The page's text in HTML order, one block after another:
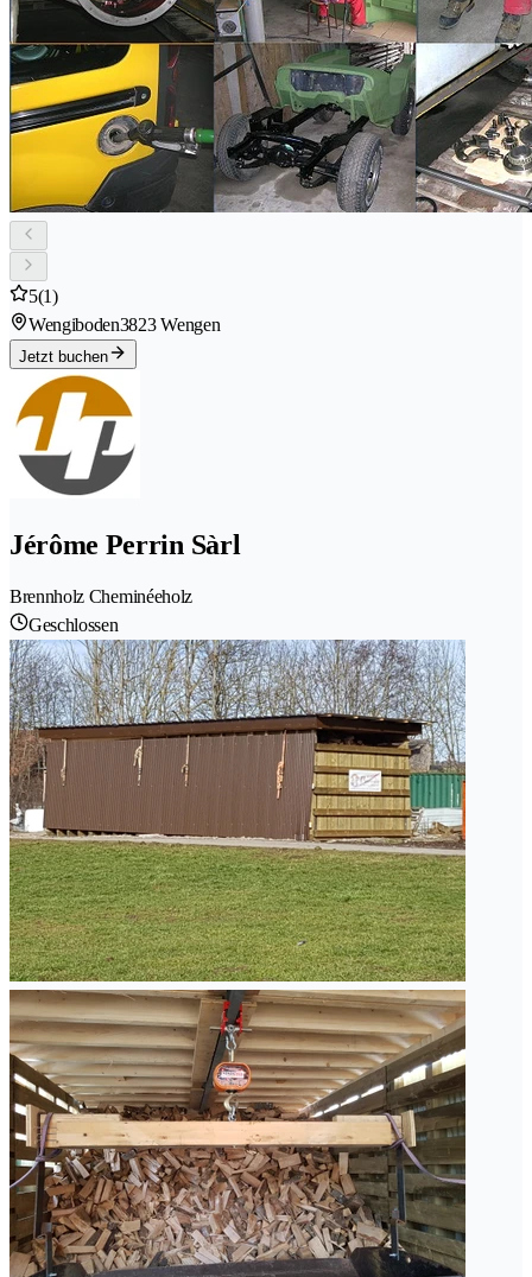
5(1)
Wengiboden3823 Wengen
Jetzt buchen
Jérôme Perrin Sàrl
Brennholz Cheminéeholz
Geschlossen